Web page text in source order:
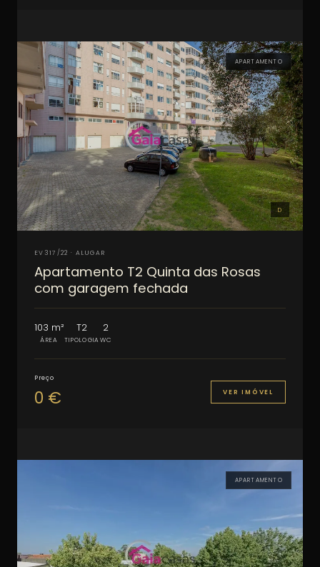
APARTAMENTO
D
EV317/22 · ALUGAR
Apartamento T2 Quinta das Rosas
com garagem fechada
103 m²
ÁREA
T2
TIPOLOGIA
2
WC
Preço
0 € VER IMÓVEL
APARTAMENTO